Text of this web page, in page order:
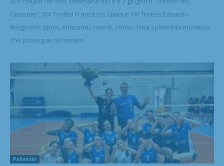
Girasole", XIV Trofeo Francesco Giani e VIII Trofeo Edoardo
Bisignano: sport, emozioni, ricordi, sorrisi. Una splendida iniziativa
che prosegue nel tempo
Pallavolo